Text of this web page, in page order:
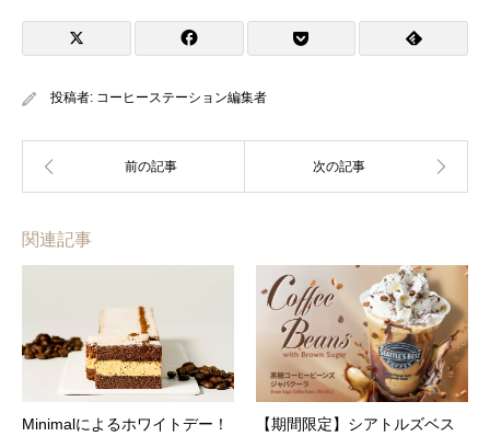
投稿者: コーヒーステーション編集者
関連記事
Minimalによるホワイトデー！
【期間限定】シアトルズベス